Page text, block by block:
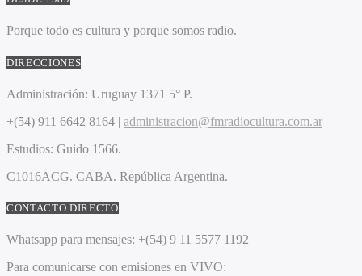
Porque todo es cultura y porque somos radio.
DIRECCIONES
Administración: Uruguay 1371 5° P.
+(54) 911 6642 8164 | administracion@fmradiocultura.com.ar
Estudios: Guido 1566.
C1016ACG. CABA. República Argentina.
CONTACTO DIRECTO
Whatsapp para mensajes: +(54) 9 11 5577 1192
Para comunicarse con emisiones en VIVO: